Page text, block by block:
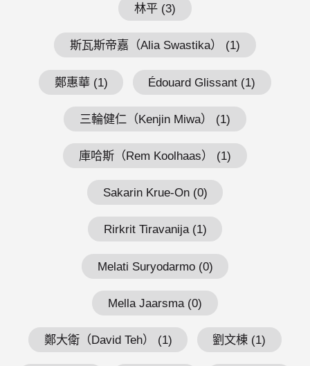
林平 (3)
斯瓦斯帝嘉（Alia Swastika） (1)
鄭惠華 (1) Édouard Glissant (1)
三輪健仁（Kenjin Miwa） (1)
庫哈斯（Rem Koolhaas） (1)
Sakarin Krue-On (0)
Rirkrit Tiravanija (1)
Melati Suryodarmo (0)
Mella Jaarsma (0)
鄭大衛（David Teh） (1) 劉文棟 (1)